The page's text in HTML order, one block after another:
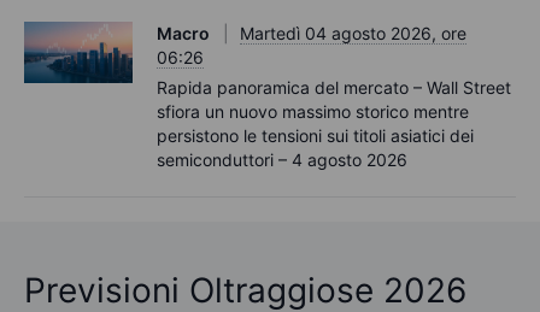
Macro
Martedì 04 agosto 2026, ore
06:26
Rapida panoramica del mercato – Wall Street
sfiora un nuovo massimo storico mentre
persistono le tensioni sui titoli asiatici dei
semiconduttori – 4 agosto 2026
Previsioni Oltraggiose 2026